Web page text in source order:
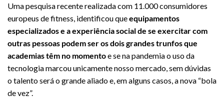
Uma pesquisa recente realizada com 11.000 consumidores
europeus de fitness, identificou queequipamentos
especializados e a experiência social de se exercitar com
outras pessoas podem ser os dois grandes trunfos que
academias têm no momentoe se na pandemia o uso da
tecnologia marcou unicamente nosso mercado, sem dúvidas
o talento será o grande aliado e, em alguns casos, a nova “bola
de vez”.